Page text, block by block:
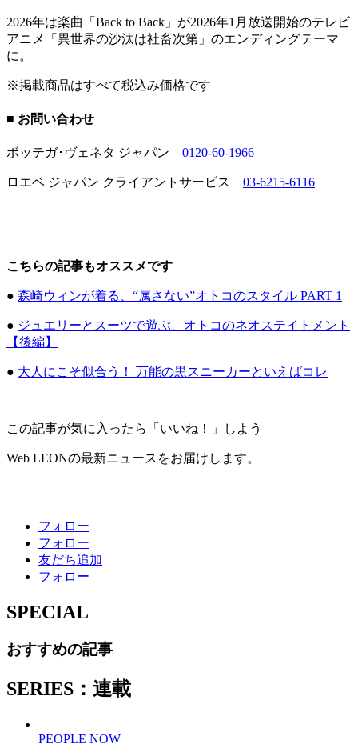
2026年は楽曲「Back to Back」が2026年1月放送開始のテレビ
アニメ「異世界の沙汰は社畜次第」のエンディングテーマ
に。
※掲載商品はすべて税込み価格です
■ お問い合わせ
ボッテガ･ヴェネタ ジャパン︎ 0120-60-1966
ロエベ ジャパン クライアントサービス 03-6215-6116
こちらの記事もオススメです
● 森崎ウィンが着る、“属さない”オトコのスタイル PART 1
● ジュエリーとスーツで遊ぶ、オトコのネオステイトメント
【後編】
● 大人にこそ似合う！ 万能の黒スニーカーといえばコレ
この記事が気に入ったら「いいね！」しよう
Web LEONの最新ニュースをお届けします。
フォロー
フォロー
友だち追加
フォロー
SPECIAL
おすすめの記事
SERIES：連載
PEOPLE NOW